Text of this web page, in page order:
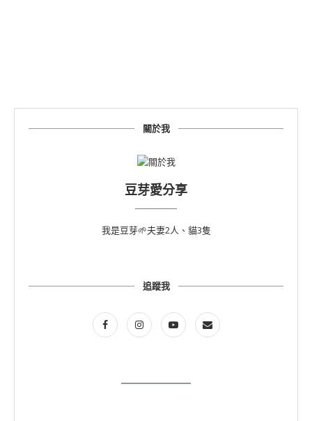
關於我
豆芽愛分享
我是豆芽🌱夫妻2人、貓3隻
追蹤我